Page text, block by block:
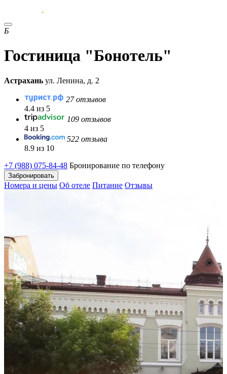
Б
Гостиница "Бонотель"
Астрахань ул. Ленина, д. 2
27 отзывов
4.4 из 5
109 отзывов
4 из 5
522 отзыва
8.9 из 10
+7 (988) 075-84-48 Бронирование по телефону
Забронировать
Номера и цены Об отеле Питание Отзывы